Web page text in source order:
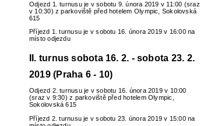
Odjezd 1. turnusu je v sobotu 9. února 2019 v 11:00 (sraz
v 10:30) z parkoviště před hotelem Olympic, Sokolovská
615
Příjezd 1. turnusu je v sobotu 16. února 2019 v 16:00 na
místo odjezdu
II. turnus sobota 16. 2. - sobota 23. 2.
2019 (Praha 6 - 10)
Odjezd 2. turnusu je v sobotu 16. února 2019 v 10:00
(sraz v 9:30) z parkoviště před hotelem Olympic,
Sokolovská 615
Příjezd 2. turnusu je v sobotu 23. února 2019 v 15:00 na